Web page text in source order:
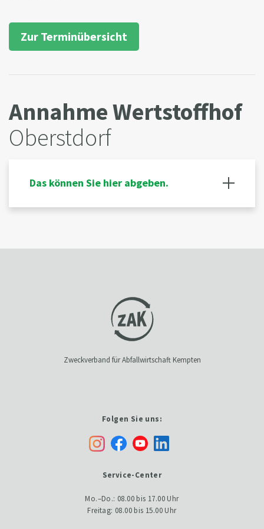
Zur Terminübersicht
Annahme Wertstoffhof
Oberstdorf
Das können Sie hier abgeben.
Zweckverband für Abfallwirtschaft Kempten
Folgen Sie uns:
Service-Center
Mo.–Do.: 08.00 bis 17.00 Uhr
Freitag: 08.00 bis 15.00 Uhr